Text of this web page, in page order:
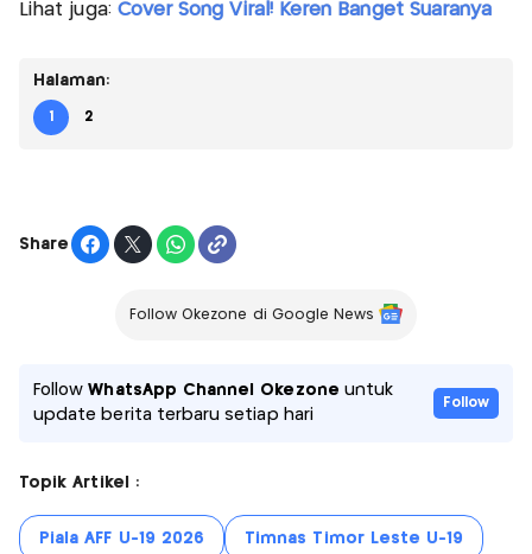
Lihat juga: Cover Song Viral! Keren Banget Suaranya
Halaman:
1 2
Share
Follow Okezone di Google News
FollowWhatsApp Channel Okezone untuk
update berita terbaru setiap hari
Follow
Topik Artikel :
Piala AFF U-19 2026 Timnas Timor Leste U-19